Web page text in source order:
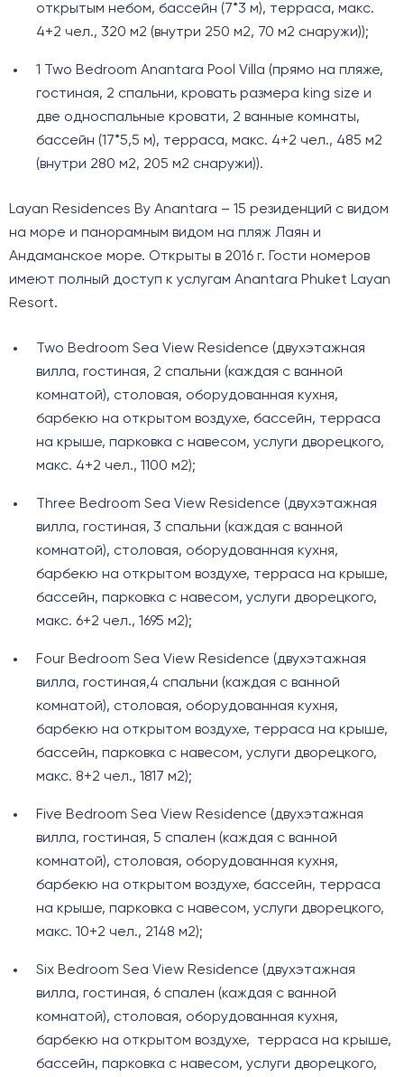
открытым небом, бассейн (7*3 м), терраса, макс.
4+2 чел., 320 м2 (внутри 250 м2, 70 м2 снаружи));
1 Two Bedroom Anantara Pool Villa (прямо на пляже,
гостиная, 2 спальни, кровать размера king size и
две односпальные кровати, 2 ванные комнаты,
бассейн (17*5,5 м), терраса, макс. 4+2 чел., 485 м2
(внутри 280 м2, 205 м2 снаружи)).
Layan Residences By Anantara – 15 резиденций с видом
на море и панорамным видом на пляж Лаян и
Андаманское море. Открыты в 2016 г. Гости номеров
имеют полный доступ к услугам Anantara Phuket Layan
Resort.
Two Bedroom Sea View Residence (двухэтажная
вилла, гостиная, 2 спальни (каждая с ванной
комнатой), столовая, оборудованная кухня,
барбекю на открытом воздухе, бассейн, терраса
на крыше, парковка с навесом, услуги дворецкого,
макс. 4+2 чел., 1100 м2);
Three Bedroom Sea View Residence (двухэтажная
вилла, гостиная, 3 спальни (каждая с ванной
комнатой), столовая, оборудованная кухня,
барбекю на открытом воздухе, терраса на крыше,
бассейн, парковка с навесом, услуги дворецкого,
макс. 6+2 чел., 1695 м2);
Four Bedroom Sea View Residence (двухэтажная
вилла, гостиная,4 спальни (каждая с ванной
комнатой), столовая, оборудованная кухня,
барбекю на открытом воздухе, терраса на крыше,
бассейн, парковка с навесом, услуги дворецкого,
макс. 8+2 чел., 1817 м2);
Five Bedroom Sea View Residence (двухэтажная
вилла, гостиная, 5 спален (каждая с ванной
комнатой), столовая, оборудованная кухня,
барбекю на открытом воздухе, бассейн, терраса
на крыше, парковка с навесом, услуги дворецкого,
макс. 10+2 чел., 2148 м2);
Six Bedroom Sea View Residence (двухэтажная
вилла, гостиная, 6 спален (каждая с ванной
комнатой), столовая, оборудованная кухня,
барбекю на открытом воздухе, терраса на крыше,
бассейн, парковка с навесом, услуги дворецкого,